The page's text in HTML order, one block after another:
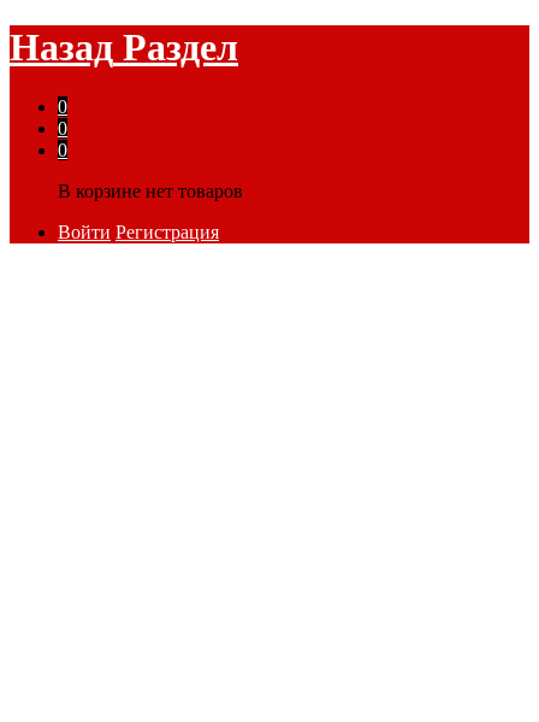
Назад Раздел
0
0
0
В корзине нет товаров
Войти Регистрация